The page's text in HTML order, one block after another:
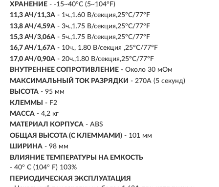
ХРАНЕНИЕ - -15~40°C (5~104°F)
11,3 АЧ/11,3A - 1ч.,1.60 В/секция,25°C/77°F
13,8 АЧ/4,59A - 3ч.,1.75 В/секция,25°C/77°F
15,3 АЧ/3,06A - 5ч.,1.75 В/секция,25°C/77°F
16,7 АЧ/1,67A - 10ч., 1.80 В/секция ,25°C/77°F
17,0 АЧ/0,90A - 20ч.,1.80 В/секция,25°C/77°F
ВНУТРЕННЕЕ СОПРОТИВЛЕНИЕ - Около 30 мОм
МАКСИМАЛЬНЫЙ ТОК РАЗРЯДКИ - 270A (5 секунд)
ВЫСОТА - 95 мм
КЛЕММЫ
- F2
МАССА - 4,2 кг
МАТЕРИАЛ КОРПУСА - ABS
ОБЩАЯ ВЫСОТА (С КЛЕММАМИ) - 101 мм
ШИРИНА - 98 мм
ВЛИЯНИЕ ТЕМПЕРАТУРЫ НА ЕМКОСТЬ
- 40° C (104° F) 103%
ПЕРИОДИЧЕСКАЯ ЭКСПЛУАТАЦИЯ